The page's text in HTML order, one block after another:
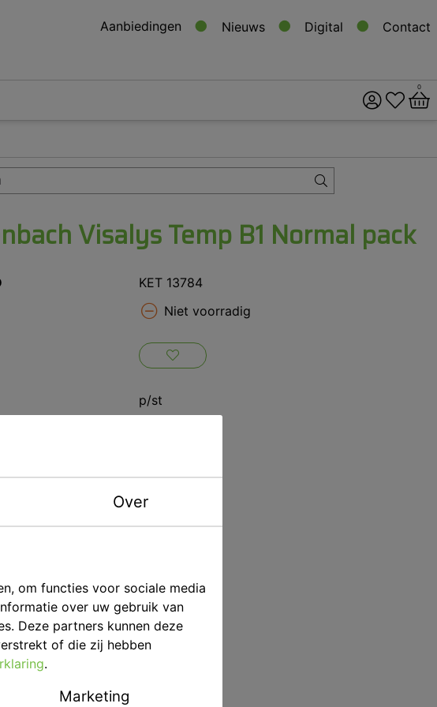
Aanbiedingen Nieuws Digital Contact
en was
0
Visalys Temp B1 Normal pack
KET 13784
Niet voorradig
p/st
Over
om functies voor sociale media
over uw gebruik van
Deze partners kunnen deze
of die zij hebben
.
Marketing